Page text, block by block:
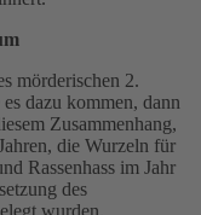
mörderischen 2.
dazu kommen, dann
Zusammenhang,
die Wurzeln für
Rassenhass im Jahr
des
wurden.